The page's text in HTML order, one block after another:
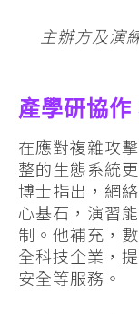
主辦方及演
產學研協
在應對複雜攻
整的生態系統
博士指出，網
心基石，演習
制。他補充，
全科技企業，
安全等服務。